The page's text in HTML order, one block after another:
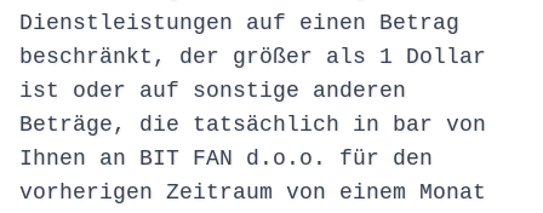
Dienstleistungen auf einen Betrag
beschränkt, der größer als 1 Dollar
ist oder auf sonstige anderen
Beträge, die tatsächlich in bar von
Ihnen an BIT FAN d.o.o. für den
vorherigen Zeitraum von einem Monat